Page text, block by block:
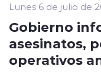
Lunes 6 de julio de
Gobierno
asesinatos,
operativos